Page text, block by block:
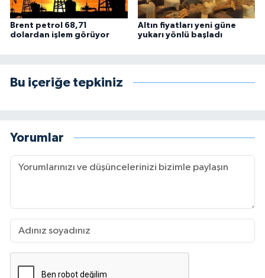
Brent petrol 68,71
dolardan işlem görüyor
Altın fiyatları yeni güne
yukarı yönlü başladı
Bu içeriğe tepkiniz
Yorumlar